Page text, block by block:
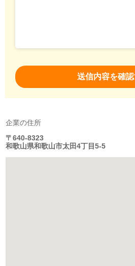
企業の住所
〒640-8323
和歌山県和歌山市太田4丁目5-5